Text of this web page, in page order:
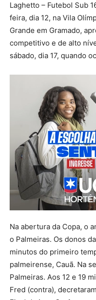
Laghetto – Futebol Sub
feira, dia 12, na Vila
Grande em Gramado,
competitivo e de alto
sábado, dia 17, quando
Na abertura da Copa, o
o Palmeiras. Os donos
minutos do primeiro
palmeirense, Cauã. Na
Palmeiras. Aos 12 e 19
Fred (contra),